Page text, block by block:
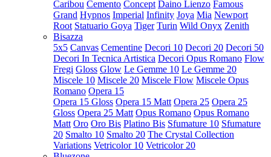
Caribou Cemento Concept Daino Lienzo Famous
Grand Hypnos Imperial Infinity Joya Mia Newport
Root Statuario Goya Tiger Turin Wild Onyx Zenith
Bisazza
5x5 Canvas Cementine Decori 10 Decori 20 Decori 50
Decori In Tecnica Artistica Decori Opus Romano Flow
Fregi Gloss Glow Le Gemme 10 Le Gemme 20
Miscele 10 Miscele 20 Miscele Flow Miscele Opus
Romano Opera 15
Opera 15 Gloss Opera 15 Matt Opera 25 Opera 25
Gloss Opera 25 Matt Opus Romano Opus Romano
Matt Oro Oro Bis Platino Bis Sfumature 10 Sfumature
20 Smalto 10 Smalto 20 The Crystal Collection
Variations Vetricolor 10 Vetricolor 20